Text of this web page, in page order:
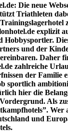
Die neue
Triathleten
explizit
Hobbysportler.
und der
Daher
zahlreiche
der Familie
sportlich
hier die
Als
Wer
und